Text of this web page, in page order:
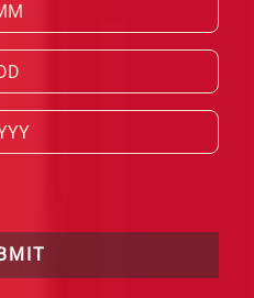
CAMPARI BITTER
DER BERÜHMTESTEN
DER WELT